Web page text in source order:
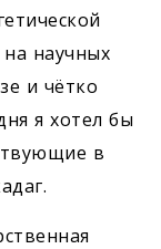
на научных
и чётко
я хотел бы
в